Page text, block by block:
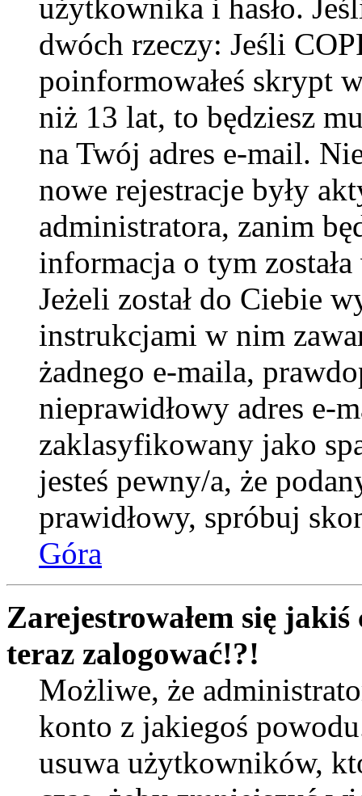
użytkownika i hasło.
dwóch rzeczy: Jeśli
poinformowałeś skrypt
niż 13 lat, to będziesz
na Twój adres e-mail.
nowe rejestracje były
administratora, zanim
informacja o tym
Jeżeli został do Ciebie
instrukcjami w nim
żadnego e-maila,
nieprawidłowy adres e-
zaklasyfikowany jako
jesteś pewny/a, że
prawidłowy, spróbuj
Góra
Zarejestrowałem się jakiś
teraz zalogować!?!
Możliwe, że
konto z jakiegoś
usuwa użytkowników,